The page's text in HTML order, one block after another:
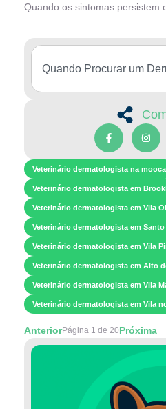
Quando os sintomas persistem
Veterinário dermatologista na mooca
Veterinário dermatologista em
Veterinário dermatologista em Vila
Veterinário dermatologista em
Veterinário dermatologista em Vila
Veterinário dermatologista em Alto
Veterinário dermatologista em Vila
Veterinário dermatologista em Vila
AnteriorPágina 1 de 20Próxima